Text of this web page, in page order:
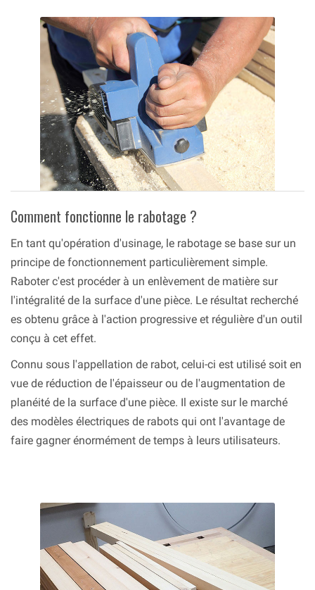
Comment fonctionne le rabotage ?
En tant qu'opération d'usinage, le rabotage se base sur un
principe de fonctionnement particulièrement simple.
Raboter c'est procéder à un enlèvement de matière sur
l'intégralité de la surface d'une pièce. Le résultat recherché
es obtenu grâce à l'action progressive et régulière d'un outil
conçu à cet effet.
Connu sous l'appellation de rabot, celui-ci est utilisé soit en
vue de réduction de l'épaisseur ou de l'augmentation de
planéité de la surface d'une pièce. Il existe sur le marché
des modèles électriques de rabots qui ont l'avantage de
faire gagner énormément de temps à leurs utilisateurs.